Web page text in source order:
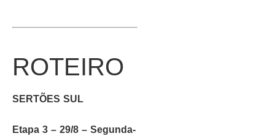
ROTEIRO
SERTÕES SUL
Etapa 3 – 29/8 – Segunda-